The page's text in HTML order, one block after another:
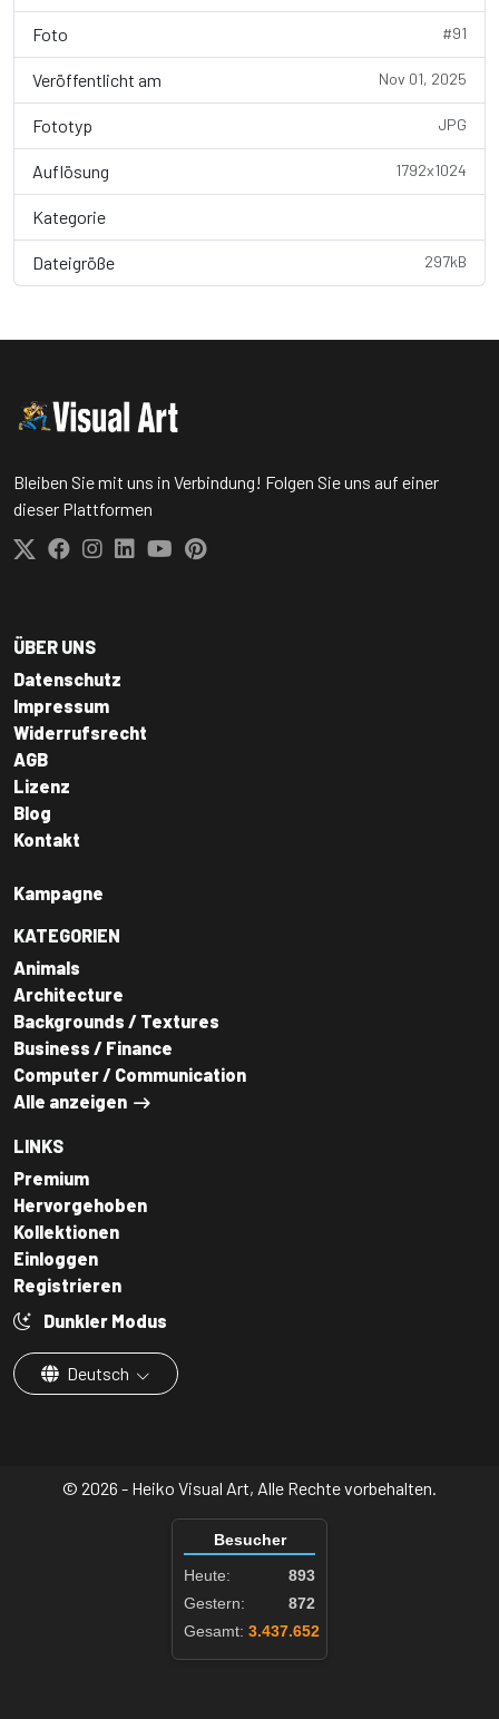
Foto #91
Veröffentlicht am Nov 01, 2025
Fototyp JPG
Auflösung 1792x1024
Kategorie
Dateigröße 297kB
Bleiben Sie mit uns in Verbindung! Folgen Sie uns auf einer
dieser Plattformen
ÜBER UNS
Datenschutz
Impressum
Widerrufsrecht
AGB
Lizenz
Blog
Kontakt
Kampagne
KATEGORIEN
Animals
Architecture
Backgrounds / Textures
Business / Finance
Computer / Communication
Alle anzeigen
LINKS
Premium
Hervorgehoben
Kollektionen
Einloggen
Registrieren
Dunkler Modus
Deutsch
© 2026 - Heiko Visual Art, Alle Rechte vorbehalten.
Besucher
Heute:
893
Gestern:
872
Gesamt: 3.437.652